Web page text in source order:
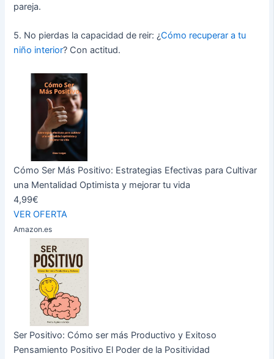
pareja.
5. No pierdas la capacidad de reir: ¿Cómo recuperar a tu
niño interior? Con actitud.
Cómo Ser Más Positivo: Estrategias Efectivas para Cultivar
una Mentalidad Optimista y mejorar tu vida
4,99€
VER OFERTA
Amazon.es
Ser Positivo: Cómo ser más Productivo y Exitoso
Pensamiento Positivo El Poder de la Positividad